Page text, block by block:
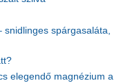
snidlinges spárgasaláta,
elegendő magnézium a